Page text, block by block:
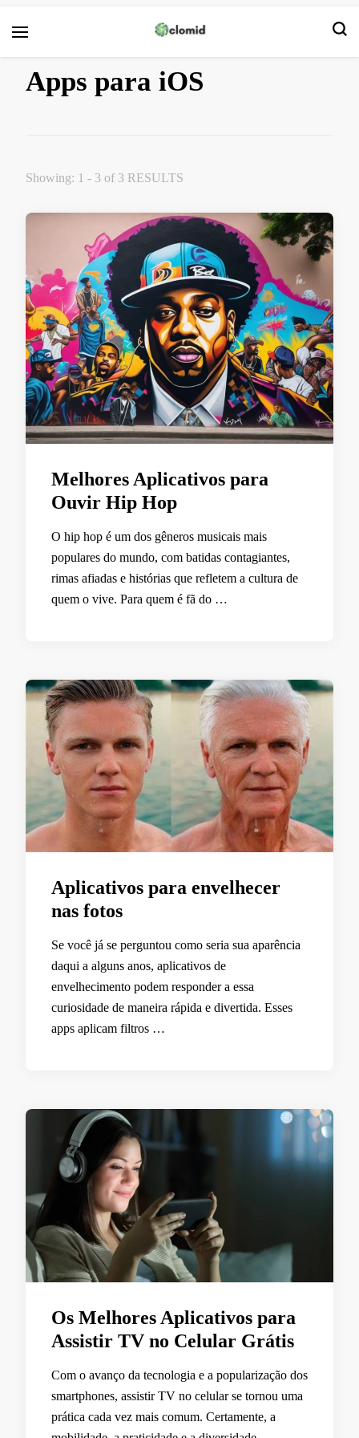
Apps para iOS
Showing: 1 - 3 of 3 RESULTS
Melhores Aplicativos para
Ouvir Hip Hop
O hip hop é um dos gêneros musicais mais
populares do mundo, com batidas contagiantes,
rimas afiadas e histórias que refletem a cultura de
quem o vive. Para quem é fã do …
Aplicativos para envelhecer
nas fotos
Se você já se perguntou como seria sua aparência
daqui a alguns anos, aplicativos de
envelhecimento podem responder a essa
curiosidade de maneira rápida e divertida. Esses
apps aplicam filtros …
Os Melhores Aplicativos para
Assistir TV no Celular Grátis
Com o avanço da tecnologia e a popularização dos
smartphones, assistir TV no celular se tornou uma
prática cada vez mais comum. Certamente, a